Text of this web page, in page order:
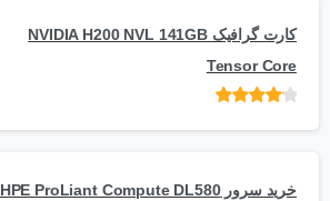
کارت گرافیک NVIDIA H200 NVL 141GB
Tensor Core
5
خرید سرور HPE ProLiant Compute DL580